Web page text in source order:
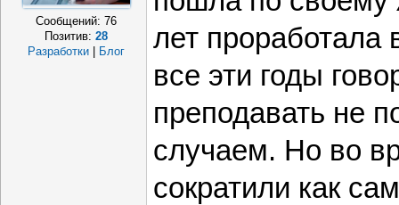
Сообщений: 76
Позитив: 28
Разработки
Блог
лет проработала
все эти годы
преподавать не
случаем. Но во
сократили как